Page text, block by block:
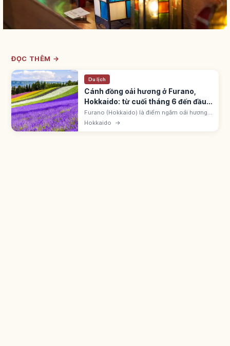
ĐỌC THÊM →
Du lịch
Cánh đồng oải hương ở Furano,
Hokkaido: từ cuối tháng 6 đến đầu
tháng 8
Furano (Hokkaido) là điểm ngắm oải hương
nổi tiếng từ cuối tháng 6 đến đầu tháng 8,
Hokkaido →